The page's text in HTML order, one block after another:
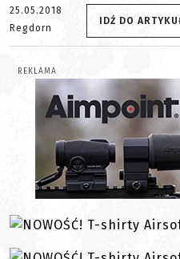
25.05.2018
Regdorn
IDŹ DO
REKLAMA